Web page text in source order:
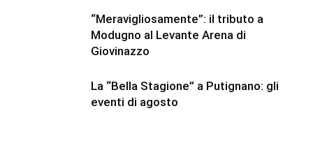
“Meravigliosamente”: il tributo a
Modugno al Levante Arena di
Giovinazzo
La “Bella Stagione” a Putignano: gli
eventi di agosto